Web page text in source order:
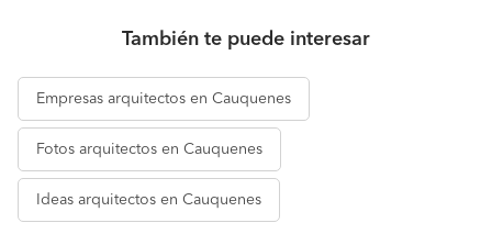
También te puede interesar
Empresas arquitectos en Cauquenes
Fotos arquitectos en Cauquenes
Ideas arquitectos en Cauquenes